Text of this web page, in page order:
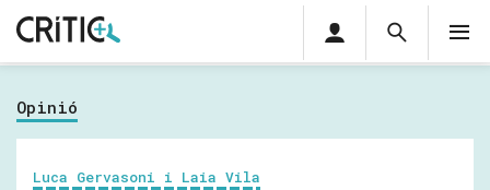
Cerca
Cerca
privada
Inicia sessió
Opinió
Luca Gervasoni i Laia Vila